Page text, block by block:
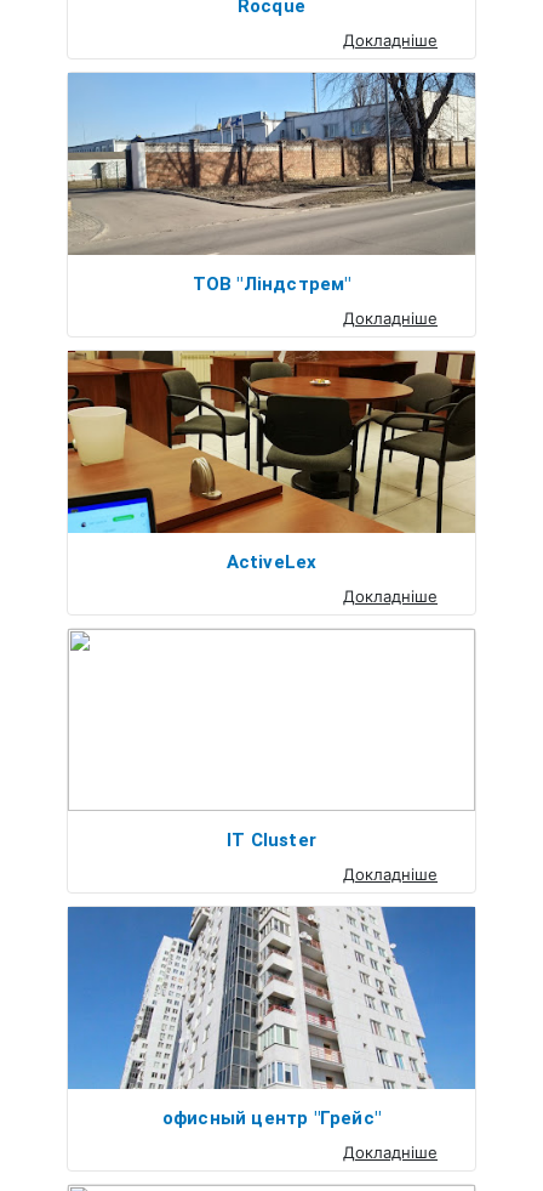
Rocque
Докладніше
ТОВ "Ліндстрем"
Докладніше
ActiveLex
Докладніше
IT Cluster
Докладніше
офисный центр "Грейс"
Докладніше